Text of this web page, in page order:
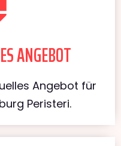
ANGEBOT
Angebot für
Peristeri.